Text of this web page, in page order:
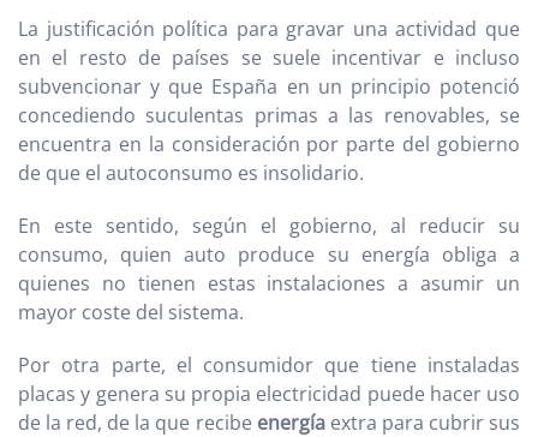
La justificación política para gravar una actividad que
en el resto de países se suele incentivar e incluso
subvencionar y que España en un principio potenció
concediendo suculentas primas a las renovables, se
encuentra en la consideración por parte del gobierno
de que el autoconsumo es insolidario.
En este sentido, según el gobierno, al reducir su
consumo, quien auto produce su energía obliga a
quienes no tienen estas instalaciones a asumir un
mayor coste del sistema.
Por otra parte, el consumidor que tiene instaladas
placas y genera su propia electricidad puede hacer uso
de la red, de la que recibe energíaextra para cubrir sus